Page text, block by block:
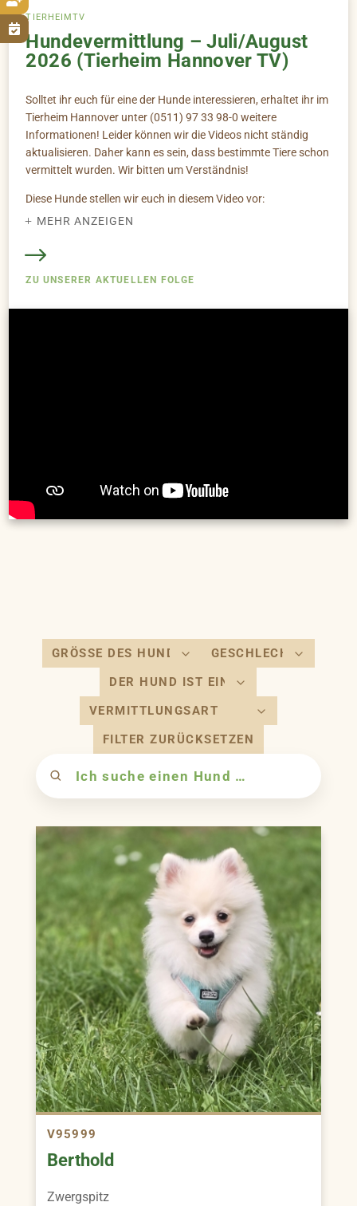

TIERHEIMTV
Hundevermittlung – Juli/August
2026 (Tierheim Hannover TV)
Solltet ihr euch für eine der Hunde interessieren, erhaltet ihr im
Tierheim Hannover unter (0511) 97 33 98-0 weitere
Informationen! Leider können wir die Videos nicht ständig
aktualisieren. Daher kann es sein, dass bestimmte Tiere schon
vermittelt wurden. Wir bitten um Verständnis!
Diese Hunde stellen wir euch in diesem Video vor:
1. Karl -- *2022 Deutsch Drahthaar (00:00)
Rückblick | Vermittelt und nicht vermittelt (07:00 )
3. Rüdiger -- *2022 -- Jack Russel Terrier - Pinscher Mix (07:58)
http://www.tierheim-hannover.de
https://www.facebook.com/TierschutzHannover/
MEHR ANZEIGEN
ZU UNSERER AKTUELLEN FOLGE
FILTER ZURÜCKSETZEN
V95999
Berthold
Zwergspitz